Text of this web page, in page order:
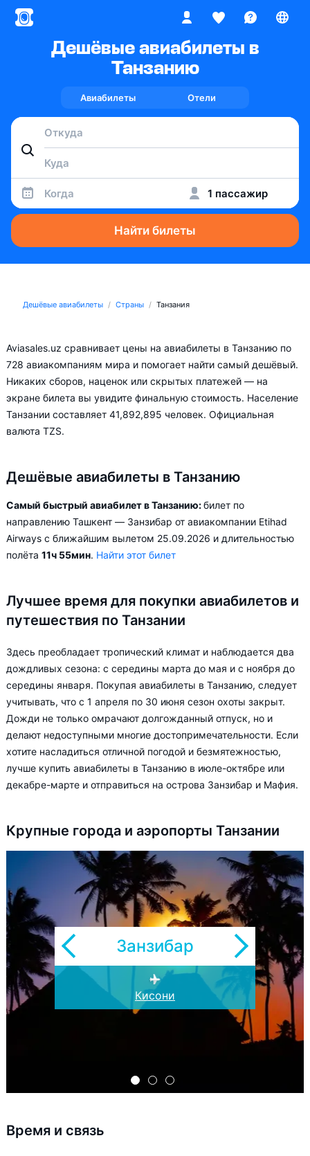
Дешёвые авиабилеты в
Танзанию
Авиабилеты Отели
Когда 1 пассажир
Найти билеты
Дешёвые авиабилеты Страны Танзания
Aviasales.uz сравнивает цены на авиабилеты в Танзанию по
728 авиакомпаниям мира и помогает найти самый дешёвый.
Никаких сборов, наценок или скрытых платежей — на
экране билета вы увидите финальную стоимость. Население
Танзании составляет 41,892,895 человек. Официальная
валюта TZS.
Дешёвые авиабилеты в Танзанию
Самый быстрый авиабилет в Танзанию:билет по
направлению Ташкент — Занзибар от авиакомпании Etihad
Airways с ближайшим вылетом 25.09.2026 и длительностью
полёта 11ч 55мин. Найти этот билет
Лучшее время для покупки авиабилетов и
путешествия по Танзании
Здесь преобладает тропический климат и наблюдается два
дождливых сезона: с середины марта до мая и с ноября до
середины января. Покупая авиабилеты в Танзанию, следует
учитывать, что с 1 апреля по 30 июня сезон охоты закрыт.
Дожди не только омрачают долгожданный отпуск, но и
делают недоступными многие достопримечательности. Если
хотите насладиться отличной погодой и безмятежностью,
лучше купить авиабилеты в Танзанию в июле-октябре или
декабре-марте и отправиться на острова Занзибар и Мафия.
Крупные города и аэропорты Танзании
Занзибар
Кисони
Килиманджаро
Танга
Время и связь